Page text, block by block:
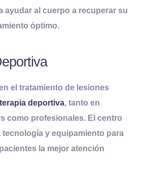
ayudar al cuerpo a recuperar su
óptimo.
el tratamiento de lesiones
deportiva, tanto en
como profesionales. El centro
y equipamiento para
la mejor atención